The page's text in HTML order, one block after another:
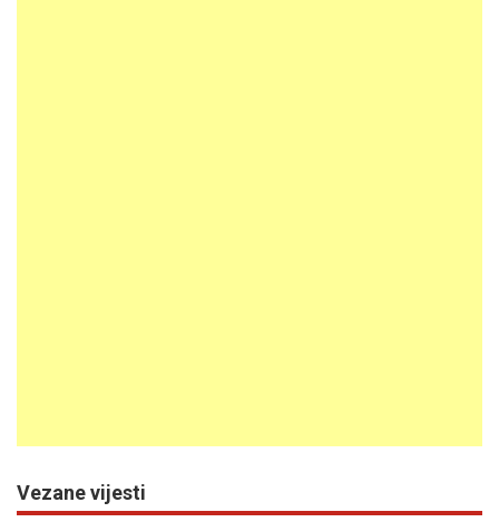
Vezane vijesti